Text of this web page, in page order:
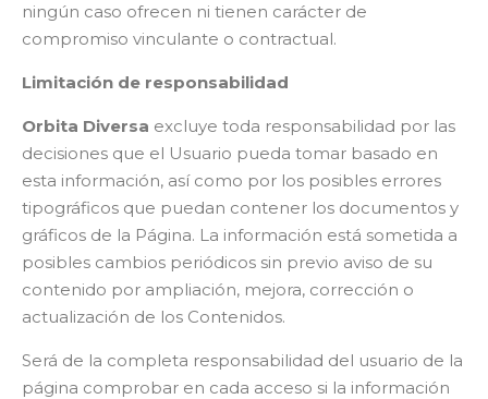
ningún caso ofrecen ni tienen carácter de
compromiso vinculante o contractual.
Limitación de responsabilidad
Orbita Diversa excluye toda responsabilidad por las
decisiones que el Usuario pueda tomar basado en
esta información, así como por los posibles errores
tipográficos que puedan contener los documentos y
gráficos de la Página. La información está sometida a
posibles cambios periódicos sin previo aviso de su
contenido por ampliación, mejora, corrección o
actualización de los Contenidos.
Será de la completa responsabilidad del usuario de la
página comprobar en cada acceso si la información